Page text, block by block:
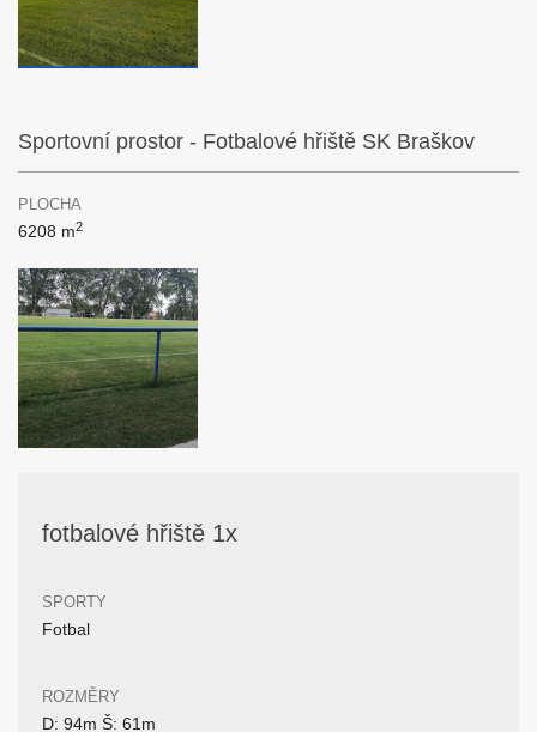
Sportovní prostor - Fotbalové hřiště SK Braškov
PLOCHA
6208 m2
fotbalové hřiště 1x
SPORTY
Fotbal
ROZMĚRY
D: 94m Š: 61m